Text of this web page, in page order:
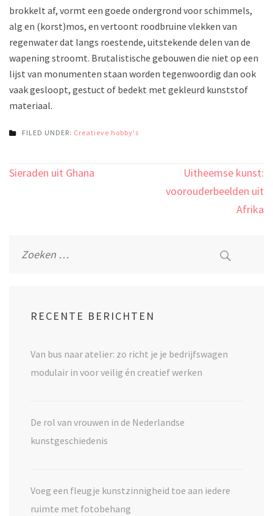
brokkelt af, vormt een goede ondergrond voor schimmels,
alg en (korst)mos, en vertoont roodbruine vlekken van
regenwater dat langs roestende, uitstekende delen van de
wapening stroomt. Brutalistische gebouwen die niet op een
lijst van monumenten staan worden tegenwoordig dan ook
vaak gesloopt, gestuct of bedekt met gekleurd kunststof
materiaal.
FILED UNDER: Creatieve hobby's
Bericht
Sieraden uit Ghana
Uitheemse kunst:
voorouderbeelden uit
Afrika
naar:
RECENTE BERICHTEN
Van bus naar atelier: zo richt je je bedrijfswagen
modulair in voor veilig én creatief werken
De rol van vrouwen in de Nederlandse
kunstgeschiedenis
Voeg een fleugje kunstzinnigheid toe aan iedere
ruimte met fotobehang